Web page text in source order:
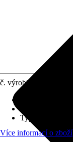
č. výrobku
Typ řezu
Více informací o zboží